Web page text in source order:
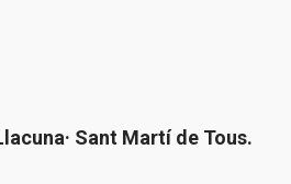
Sant Martí de Tous.